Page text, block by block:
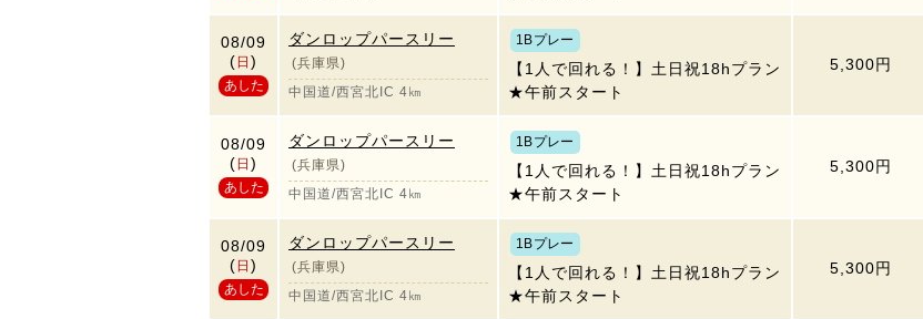
08/09
( 日 )
あした
ダンロップパースリー
(兵庫県)
中国道/西宮北IC 4㎞
1Bプレー
【1人で回れる！】土日祝18hプラン
★午前スタート
5,300円
08/09
( 日 )
あした
ダンロップパースリー
(兵庫県)
中国道/西宮北IC 4㎞
1Bプレー
【1人で回れる！】土日祝18hプラン
★午前スタート
5,300円
08/09
( 日 )
あした
ダンロップパースリー
(兵庫県)
中国道/西宮北IC 4㎞
1Bプレー
【1人で回れる！】土日祝18hプラン
★午前スタート
5,300円